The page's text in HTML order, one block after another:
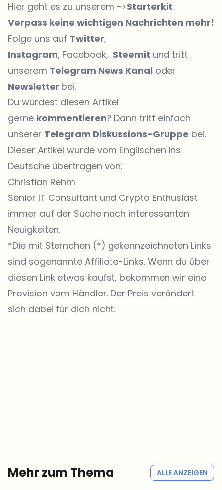
Hier geht es zu unserem ->Starterkit.
Verpass keine wichtigen Nachrichten mehr!
Folge uns auf Twitter,
Instagram, Facebook, Steemit und tritt
unserem Telegram News Kanal oder
Newsletter bei.
Du würdest diesen Artikel
gerne kommentieren? Dann tritt einfach
unserer Telegram Diskussions-Gruppe bei.
Dieser Artikel wurde vom Englischen ins
Deutsche übertragen von:
Christian Rehm
Senior IT Consultant und Crypto Enthusiast
immer auf der Suche nach interessanten
Neuigkeiten.
*Die mit Sternchen (*) gekennzeichneten Links
sind sogenannte Affiliate-Links. Wenn du über
diesen Link etwas kaufst, bekommen wir eine
Provision vom Händler. Der Preis verändert
sich dabei für dich nicht.
Mehr zum Thema ALLE ANZEIGEN